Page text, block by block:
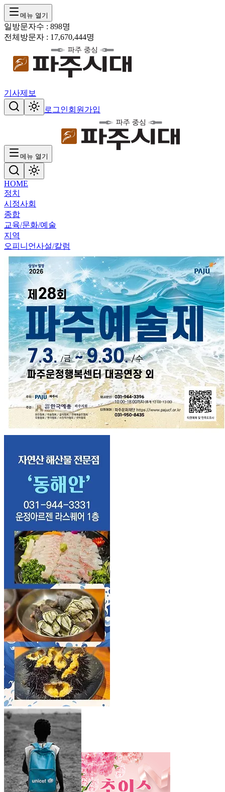
메뉴 열기
일방문자수 : 898명
전체방문자 : 17,670,444명
기사제보
로그인회원가입
메뉴 열기
HOME
정치
시정사회
종합
교육/문화/예술
지역
오피니언사설/칼럼